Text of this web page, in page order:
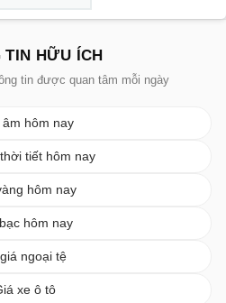
TIN HỮU ÍCH
tin được quan tâm mỗi ngày
âm hôm nay
tiết hôm nay
hôm nay
hôm nay
ngoại tệ
xe ô tô